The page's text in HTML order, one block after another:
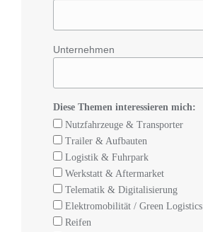
Unternehmen
Diese Themen interessieren mich:
Nutzfahrzeuge & Transporter
Trailer & Aufbauten
Logistik & Fuhrpark
Werkstatt & Aftermarket
Telematik & Digitalisierung
Elektromobilität / Green Logistics
Reifen